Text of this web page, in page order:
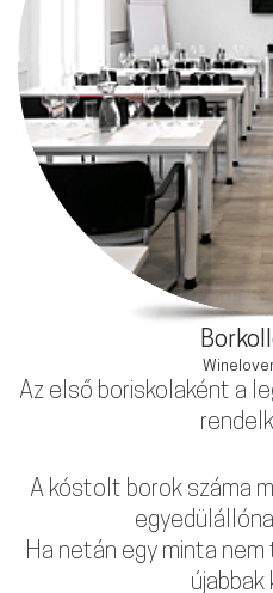
Az első boriskolaként a
A kóstolt borok száma
Ha netán egy minta nem
újabbak